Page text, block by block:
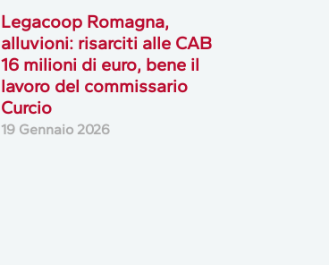
Legacoop Romagna,
alluvioni: risarciti alle CAB
16 milioni di euro, bene il
lavoro del commissario
Curcio
19 Gennaio 2026